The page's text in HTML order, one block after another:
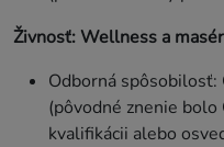
Živnosť: Wellness a
Odborná
(pôvodné znenie bolo
kvalifikácii alebo